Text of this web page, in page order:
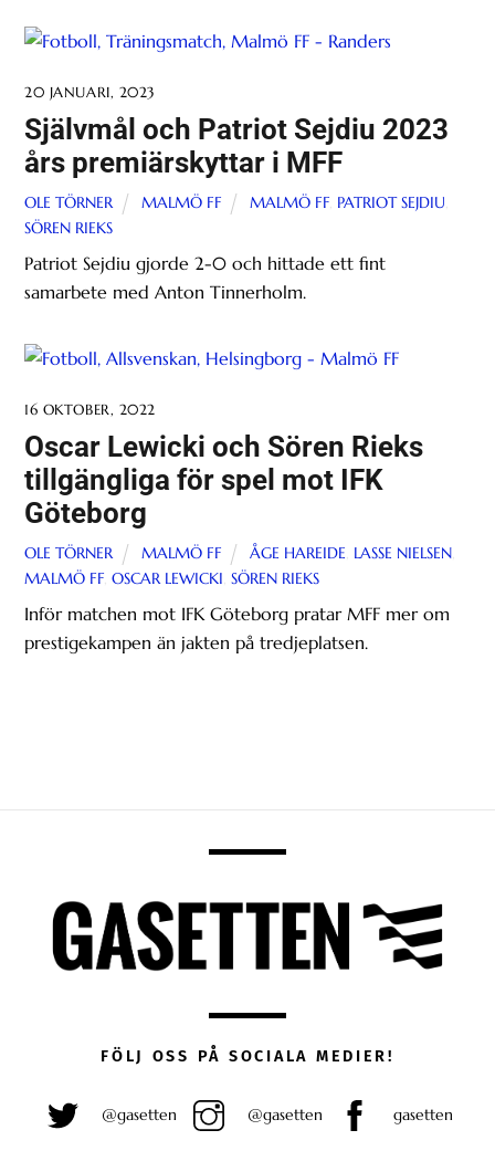
20 JANUARI, 2023
Självmål och Patriot Sejdiu 2023
års premiärskyttar i MFF
OLE TÖRNER MALMÖ FF MALMÖ FF, PATRIOT SEJDIU,
SÖREN RIEKS
Patriot Sejdiu gjorde 2-0 och hittade ett fint
samarbete med Anton Tinnerholm.
16 OKTOBER, 2022
Oscar Lewicki och Sören Rieks
tillgängliga för spel mot IFK
Göteborg
OLE TÖRNER MALMÖ FF ÅGE HAREIDE, LASSE NIELSEN,
MALMÖ FF,OSCAR LEWICKI,SÖREN RIEKS
Inför matchen mot IFK Göteborg pratar MFF mer om
prestigekampen än jakten på tredjeplatsen.
FÖLJ OSS PÅ SOCIALA MEDIER!
@gasetten @gasetten gasetten